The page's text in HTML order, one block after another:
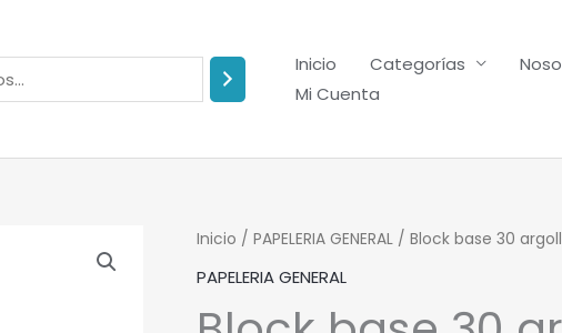
Inicio Categorías
Mi Cuenta
Inicio / PAPELERIA GENERAL / Block base 30
PAPELERIA GENERAL
Block
base